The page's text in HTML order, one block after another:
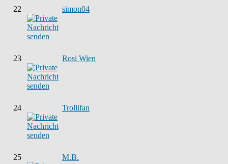
22 simon04
23 Rosi Wien
24 Trollifan
25 M.B.